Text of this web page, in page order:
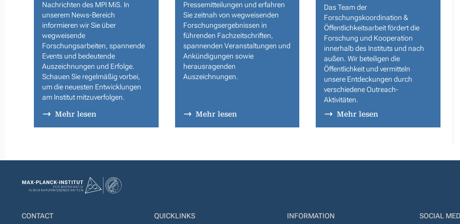
Nachrichten des MPI MiS. In
unserem News-Bereich
informieren wir Sie über
wegweisende
Forschungsarbeiten, spannende
Events und bedeutende
Auszeichnungen und Erfolge.
Schauen Sie regelmäßig vorbei,
um die neuesten Entwicklungen
am Institut mitzuverfolgen.
Mehr lesen
Pressemitteilungen und erfahren
Sie zeitnah von wegweisenden
Forschungsergebnissen in
führenden Fachzeitschriften,
spannenden Veranstaltungen und
Ankündigungen sowie
herausragenden
Auszeichnungen.
Mehr lesen
Das Team der
Forschungskoordination &
Öffentlichkeitsarbeit fördert die
Forschung und Kooperation
innerhalb des Instituts und nach
außen. Wir beteiligen die
Öffentlichkeit und vermitteln
unsere Entdeckungen durch
verschiedene Outreach-
Aktivitäten.
Mehr lesen
CONTACT QUICKLINKS INFORMATION SOCIAL